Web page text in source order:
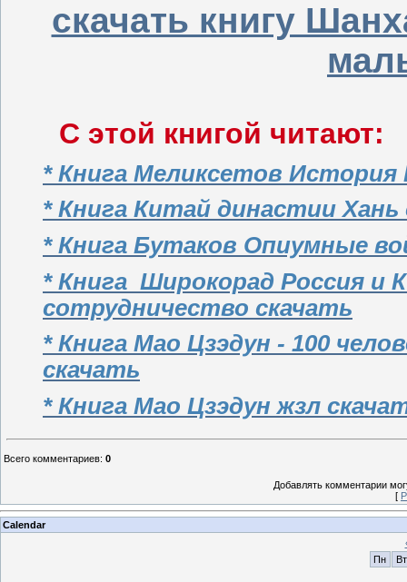
скачать книгу
С этой книгой читают:
* Книга Меликсетов
* Книга Китай династии Хань
* Книга Бутаков Опиумные
* Книга Широкорад Россия и
сотрудничество скачать
* Книга Мао Цзэдун - 100
скачать
* Книга Мао Цзэдун жзл
Всего комментариев: 0
Добавлять комментарии
[
Calendar
Пн
Вт